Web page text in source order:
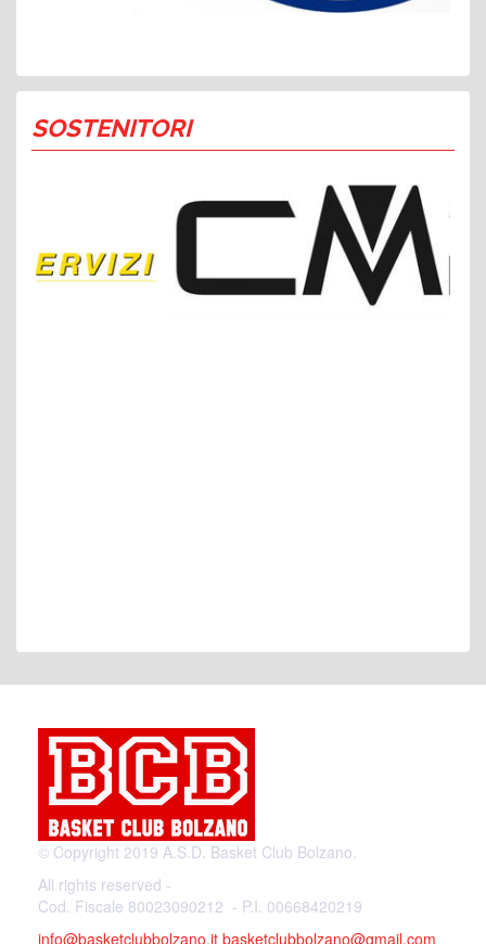
SOSTENITORI
© Copyright 2019 A.S.D. Basket Club Bolzano.
All rights reserved -
Cod. Fiscale 80023090212 - P.I. 00668420219
info@basketclubbolzano.it basketclubbolzano@gmail.com